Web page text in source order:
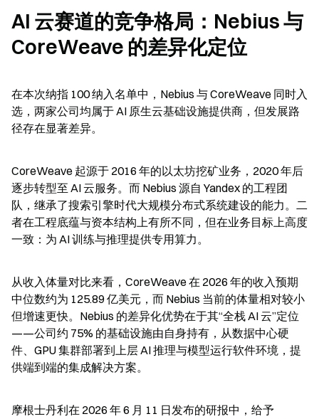
AI 云赛道的竞争格局：Nebius 与
CoreWeave 的差异化定位
在本次纳指 100 纳入名单中，Nebius 与 CoreWeave 同时入
选，两家公司均属于 AI 原生云基础设施提供商，但发展路
径存在显著差异。
CoreWeave 起源于 2016 年的以太坊挖矿业务，2020 年后
逐步转型至 AI 云服务。而 Nebius 源自 Yandex 的工程团
队，继承了搜索引擎时代大规模分布式系统建设的能力。二
者在工程底蕴与资本结构上有所不同，但在业务目标上高度
一致：为 AI 训练与推理提供专用算力。
从收入体量对比来看，CoreWeave 在 2026 年的收入预期
中位数约为 125.89 亿美元，而 Nebius 当前的体量相对较小
但增速更快。Nebius 的差异化优势在于其“全栈 AI 云”定位
——公司约 75% 的基础设施由自身持有，从数据中心硬
件、GPU 集群部署到上层 AI 推理与模型运行软件环境，提
供端到端的集成解决方案。
摩根士丹利在 2026 年 6 月 11 日发布的研报中，给予